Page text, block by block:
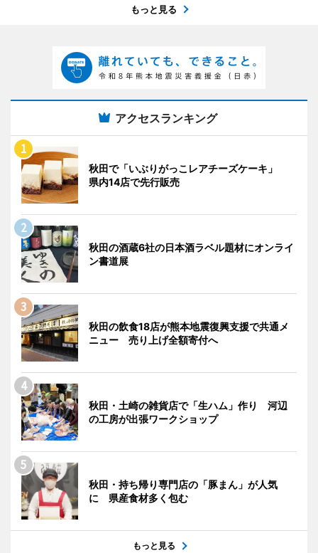
もっと見る
アクセスランキング
秋田で「いぶりがっこレアチーズケーキ」
県内14店で先行販売
秋田の酒蔵6社の日本酒ラベル題材にオンライ
ン書道展
秋田の飲食18店が熊本地震復興支援で共通メ
ニュー 売り上げ全額寄付へ
秋田・土崎の雑貨店で「生ハム」作り 河辺
の工房が出張ワークショップ
秋田・持ち帰り専門店の「豚まん」が人気
に 県産食材多く包む
もっと見る